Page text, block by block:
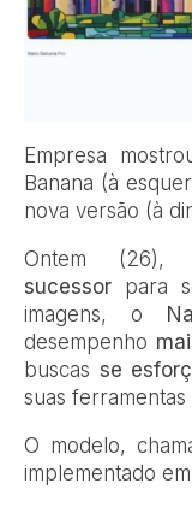
Empresa
Banana (à
nova versão (à
Ontem
sucessor para
imagens, o
desempenho
buscas se
suas ferramentas
O modelo,
implementado